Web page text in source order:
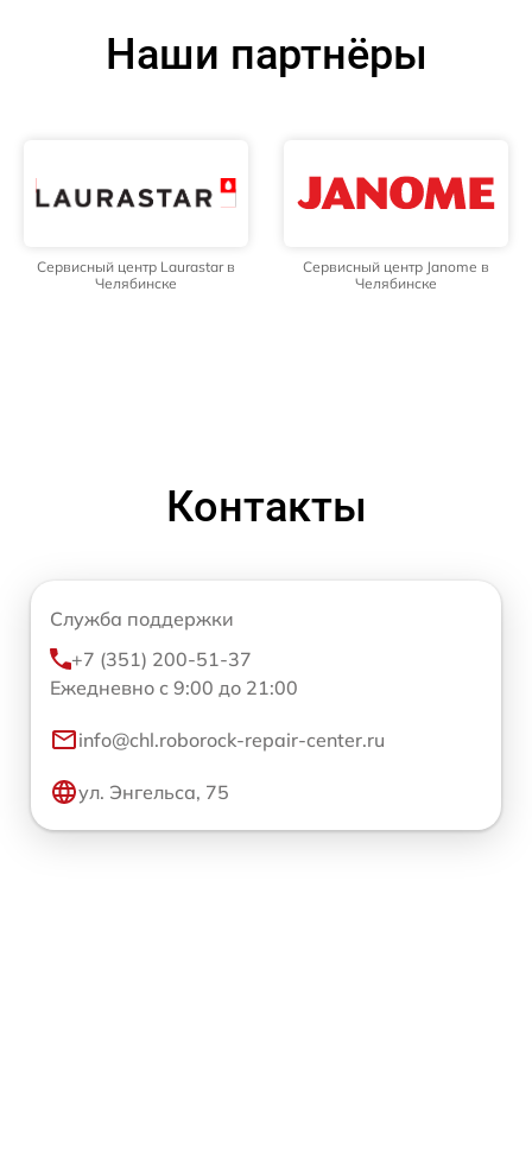
Наши партнёры
Сервисный центр Laurastar в
Челябинске
Сервисный центр Janome в
Челябинске
Контакты
Служба поддержки
+7 (351) 200-51-37
Ежедневно с 9:00 до 21:00
info@chl.roborock-repair-center.ru
ул. Энгельса, 75